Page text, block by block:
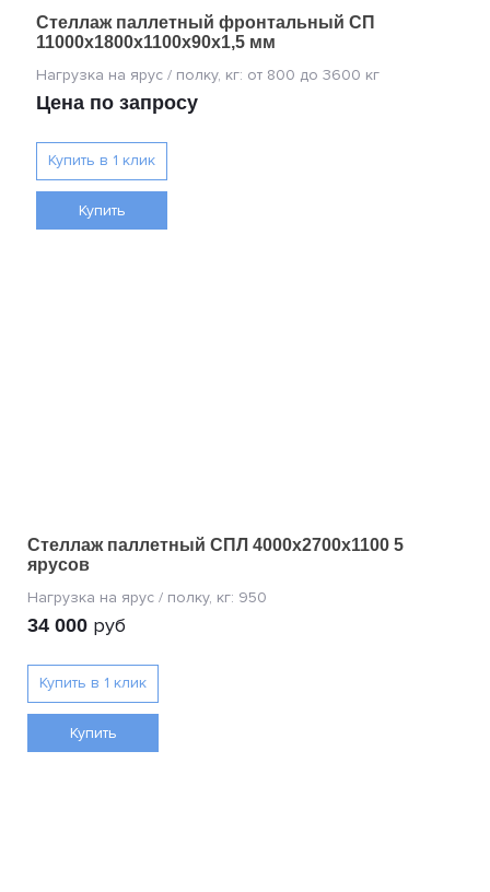
Стеллаж паллетный фронтальный СП
11000х1800х1100х90х1,5 мм
Цена по запросу
Купить
Стеллаж паллетный СПЛ 4000x2700x1100 5
ярусов
34 000 руб
Купить